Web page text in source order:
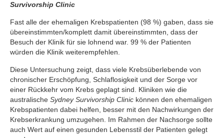
Survivorship Clinic
Fast alle der ehemaligen Krebspatienten (98 %) gaben, dass sie
übereinstimmten/komplett damit übereinstimmten, dass der
Besuch der Klinik für sie lohnend war. 99 % der Patienten
würden die Klinik weiterempfehlen.
Diese Untersuchung zeigt, dass viele Krebsüberlebende von
chronischer Erschöpfung, Schlaflosigkeit und der Sorge vor
einer Rückkehr vom Krebs geplagt sind. Kliniken wie die
australische Sydney Survivorship Clinic können den ehemaligen
Krebspatienten dabei helfen, besser mit den Nachwirkungen der
Krebserkrankung umzugehen. Im Rahmen der Nachsorge sollte
auch Wert auf einen gesunden Lebensstil der Patienten gelegt